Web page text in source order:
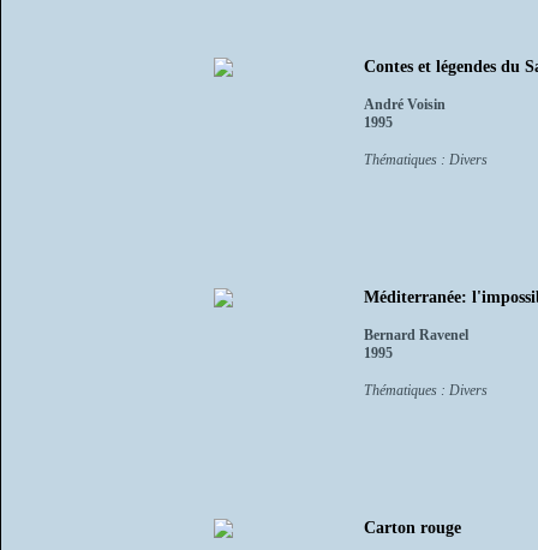
Contes et légendes du
André Voisin
1995
Thématiques : Divers
Méditerranée:
Bernard Ravenel
1995
Thématiques : Divers
Carton rouge